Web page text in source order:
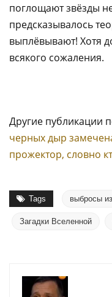
поглощают звёзды
предсказывалось
выплёвывают! Хотя
всякого сожаления.
Другие публикации
черных дыр
прожектор, словно
Tags выбросы
Загадки Вселенной